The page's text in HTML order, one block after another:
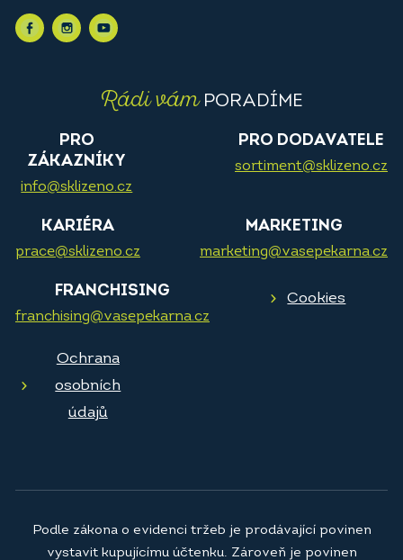
Rádi vámPORADÍME
PRO
ZÁKAZNÍKY
info@sklizeno.cz
PRO DODAVATELE
sortiment@sklizeno.cz
KARIÉRA
prace@sklizeno.cz
MARKETING
marketing@vasepekarna.cz
FRANCHISING
franchising@vasepekarna.cz
Cookies
Ochrana
osobních
údajů
Podle zákona o evidenci tržeb je prodávající povinen
vystavit kupujícímu účtenku. Zároveň je povinen